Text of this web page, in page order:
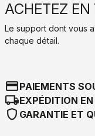
ACHETEZ
Le support dont vous
chaque détail.
credit_cardPAIEMENTS
local_shippingEXPÉDITION
shield GARANTIE ET